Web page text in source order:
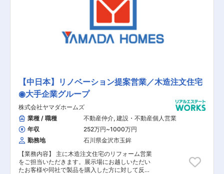
た。リフォーム事業ではデザインコンテストで11
年連続受賞経験をもつなど、全社を挙げて技術
力・デザイン力の向上に力を入れております。各
拠点5名～6名のチーム体制を組み、営業や施工管
理と協力しながら業務を進めていただきます。そ
れぞれが得意分野を活かして、チームワークよく
中で知識やノウハウを積める他、気軽に先輩社員
に質問ができる風通しの良い社風も魅力です。ノ
ー残業デーの実施や育児休業・時短勤務・労働ス
設計を担当する空間デザイナーが12名活躍中で、
そのうち全員が女性社員です。設計業務またはリ
フォーム業務の経験のある方で地元密着でお仕事
したい方や子育てしながら働きたい方など一緒に
同社を盛り上げていただける方を歓迎いたしま
す。
【中日本】リノベーション提案営業／木造注文住宅
◉大手企業グループ
株式会社ヤマダホームズ
業種 / 職種
不動産仲介, 建設・不動産個人営業
年収
252万円~1000万円
勤務地
石川県金沢市玉鉾
【業務内容】 主に木造注文住宅のリフォーム営業
をご担当いただきます。展示場にお越しいただい
たお客様や同社で製品を購入した方に対して反響